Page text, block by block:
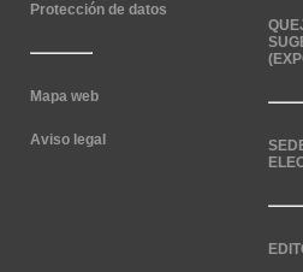
Protección de datos
Mapa web
Aviso legal